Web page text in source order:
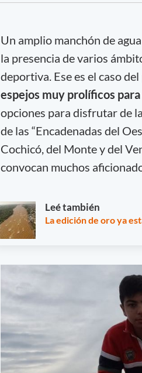
Un amplio manchón de
la presencia de varios
deportiva. Ese es el caso
espejos muy prolíficos
opciones para disfrutar de
de las “Encadenadas del
Cochicó, del Monte y del
convocan muchos
Leé también
La edición de oro ya